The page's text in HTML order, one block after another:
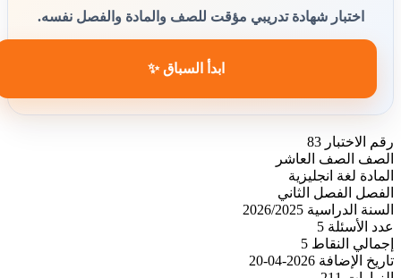
اختبار شهادة تدريبي مؤقت للصف والمادة والفصل نفسه.
ابدأ السباق ✨
رقم الاختبار 83
الصف
الصف العاشر
المادة لغة انجليزية
الفصل
الفصل الثاني
السنة الدراسية 2026/2025
عدد الأسئلة 5
إجمالي النقاط 5
تاريخ الإضافة 2026-04-20